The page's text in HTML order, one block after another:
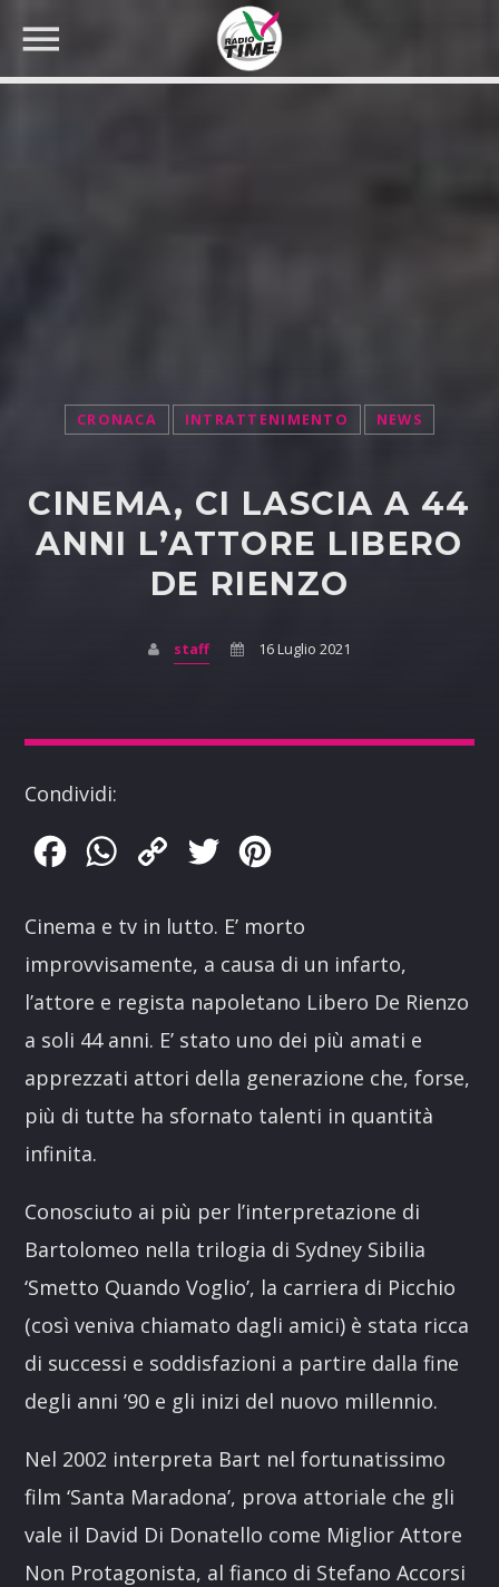
CRONACA INTRATTENIMENTO NEWS
CINEMA, CI LASCIA A 44
ANNI L’ATTORE LIBERO
DE RIENZO
staff 16 Luglio 2021
Condividi:
FacebookWhatsApp
Copy
Twitter
Cinema e tv in lutto. E’ morto
improvvisamente, a causa di un infarto,
l’attore e regista napoletano Libero De Rienzo
a soli 44 anni. E’ stato uno dei più amati e
apprezzati attori della generazione che, forse,
più di tutte ha sfornato talenti in quantità
infinita.
Conosciuto ai più per l’interpretazione di
Bartolomeo nella trilogia di Sydney Sibilia
‘Smetto Quando Voglio’, la carriera di Picchio
(così veniva chiamato dagli amici) è stata ricca
di successi e soddisfazioni a partire dalla fine
degli anni ’90 e gli inizi del nuovo millennio.
Nel 2002 interpreta Bart nel fortunatissimo
film ‘Santa Maradona’, prova attoriale che gli
vale il David Di Donatello come Miglior Attore
Non Protagonista, al fianco di Stefano Accorsi